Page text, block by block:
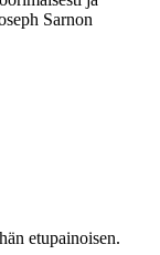
Sarnon
etupainoisen.